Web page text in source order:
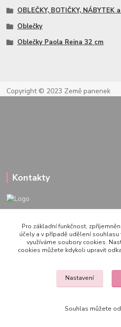
OBLEČKY, BOTIČKY, NÁBYTEK
Oblečky
Oblečky Paola Reina 32 cm
Copyright © 2023 Země panenek
Kontakty
PO-PÁ 10-20h., SO+NE 14-20h.
zemepanenek@gmail.com
Pro základní funkčnost,
účely a v případě udělení
využíváme soubory cookies.
cookies můžete kdykoli upravit
Nastavení
Souhlas můžete